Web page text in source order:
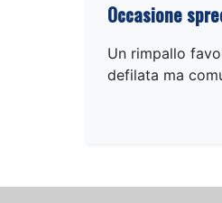
Occasione
Un rimpallo
defilata ma